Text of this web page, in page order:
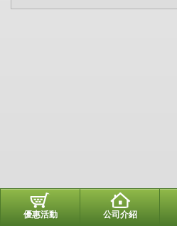
優惠活動 公司介紹